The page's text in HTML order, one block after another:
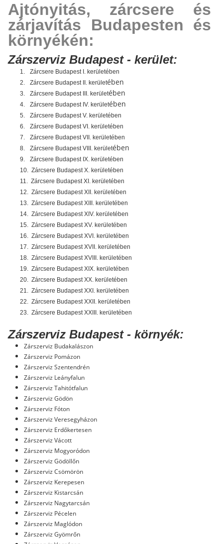
Ajtónyitás, zárcsere és
zárjavítás Budapesten és
környékén:
Zárszerviz Budapest - kerület:
1.
Zárcsere Budapest I. kerületében
2.
Zárcsere Budapest II. kerületében
3. Zárcsere Budapest III. kerületében
4. Zárcsere Budapest IV. kerületében
5.
Zárcsere Budapest V. kerületében
6.
Zárcsere Budapest VI. kerületében
7.
Zárcsere Budapest VII. kerületében
8.
Zárcsere Budapest VIII. kerületében
9.
Zárcsere Budapest IX. kerületében
10. Zárcsere Budapest X. kerületében
11. Zárcsere Budapest XI. kerületében
12. Zárcsere Budapest XII. kerületében
13. Zárcsere Budapest XIII. kerületében
14. Zárcsere Budapest XIV. kerületében
15. Zárcsere Budapest XV. kerületében
16. Zárcsere Budapest XVI. kerületében
17. Zárcsere Budapest XVII. kerületében
18. Zárcsere Budapest XVIII. kerületében
19. Zárcsere Budapest XIX. kerületében
20. Zárcsere Budapest XX. kerületében
21. Zárcsere Budapest XXI. kerületében
22. Zárcsere Budapest XXII. kerületében
23. Zárcsere Budapest XXIII. kerületében
Zárszerviz Budapest - környék:
Zárszerviz Budakalászon
Zárszerviz Pomázon
Zárszerviz Szentendrén
Zárszerviz Leányfalun
Zárszerviz Tahitótfalun
Zárszerviz Gödön
Zárszerviz Fóton
Zárszerviz Veresegyházon
Zárszerviz Erdőkertesen
Zárszerviz Vácott
Zárszerviz Mogyoródon
Zárszerviz Gödöllőn
Zárszerviz Csömörön
Zárszerviz Kerepesen
Zárszerviz Kistarcsán
Zárszerviz Nagytarcsán
Zárszerviz Pécelen
Zárszerviz Maglódon
Zárszerviz Gyömrőn